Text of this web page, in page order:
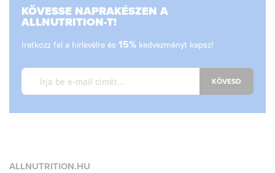
KÖVESSE NAPRAKÉSZEN A
ALLNUTRITION-T!
Iratkozz fel a hírlevélre és 15% kedvezményt kapsz!
KÖVESD
ALLNUTRITION.HU